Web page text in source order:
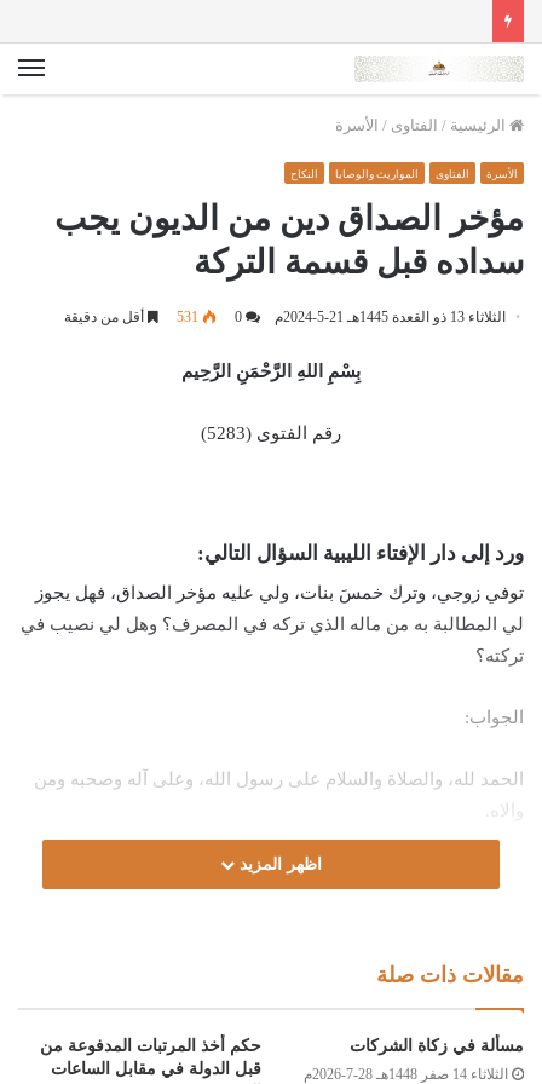
الرئيسية / الفتاوى / الأسرة
الأسرة الفتاوى المواريث والوصايا النكاح
مؤخر الصداق دين من الديون يجب
سداده قبل قسمة التركة
الثلاثاء 13 ذو القعدة 1445هـ 21-5-2024م 0
531 أقل من دقيقة
بِسْمِ اللهِ الرَّحْمَنِ الرَّحِيم
رقم الفتوى (5283)
ورد إلى دار الإفتاء الليبية السؤال التالي:
توفي زوجي، وترك خمسَ بنات، ولي عليه مؤخر الصداق، فهل يجوز
لي المطالبة به من ماله الذي تركه في المصرف؟ وهل لي نصيب في
تركته؟
الجواب:
الحمد لله، والصلاة والسلام على رسول الله، وعلى آله وصحبه ومن
والاه.
قسمة التركة، والتي منها صداقُ زوجته المؤخر، فهو دَيْنٌ على الزوج،
في آية المواريث: (مِنۢ بَعۡدِ وَصِيَّةٖ يُوصي بِهَا أَوۡ دَيۡنٍ) [النساء:
اظهر المزيد
مقالات ذات صلة
مسألة في زكاة الشركات
الثلاثاء 14 صفر 1448هـ 28-7-2026م
حكم أخذ المرتبات المدفوعة من
قبل الدولة في مقابل الساعات